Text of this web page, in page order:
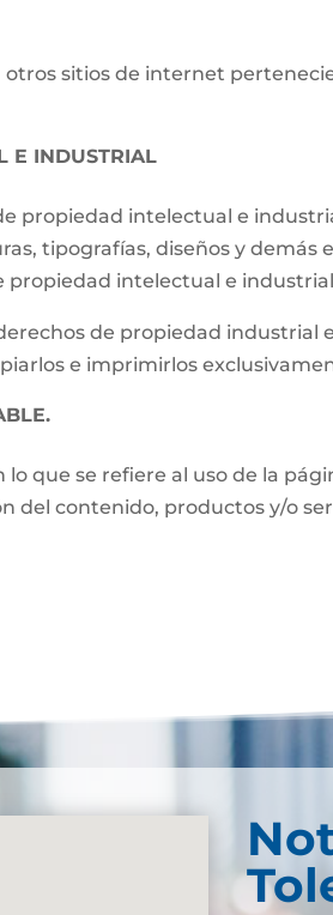
sitios de internet
E INDUSTRIAL
propiedad intelectual e
tipografías, diseños y
intelectual e
de propiedad industrial
e imprimirlos
que se refiere al uso de la
del contenido, productos y/o